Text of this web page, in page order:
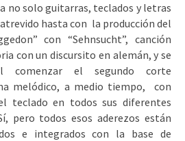
no solo guitarras, teclados y letras
hasta con la producción del
con “Sehnsucht”, canción
con un discursito en alemán, y se
comenzar el segundo corte
melódico, a medio tiempo, con
teclado en todos sus diferentes
pero todos esos aderezos están
e integrados con la base de